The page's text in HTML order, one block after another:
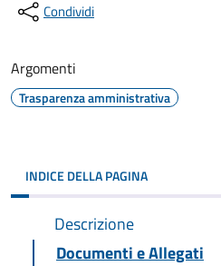
Condividi
Argomenti
Trasparenza amministrativa
INDICE DELLA PAGINA
Descrizione
Documenti e Allegati